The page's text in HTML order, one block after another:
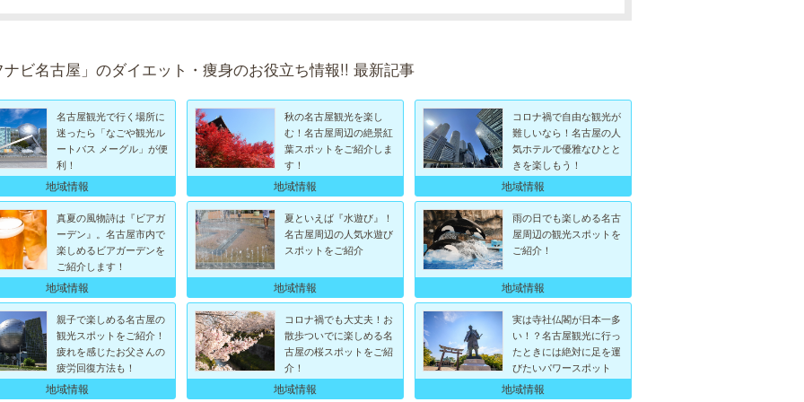
ナビ名古屋」のダイエット・痩身のお役立ち情報!! 最新記事
名古屋観光で行く場所に
迷ったら「なごや観光ル
ートバス メーグル」が便
利！
地域情報
秋の名古屋観光を楽し
む！名古屋周辺の絶景紅
葉スポットをご紹介しま
す！
地域情報
コロナ禍で自由な観光が
難しいなら！名古屋の人
気ホテルで優雅なひとと
きを楽しもう！
地域情報
真夏の風物詩は『ビアガ
ーデン』。名古屋市内で
楽しめるビアガーデンを
ご紹介します！
地域情報
夏といえば『水遊び』！
名古屋周辺の人気水遊び
スポットをご紹介
地域情報
雨の日でも楽しめる名古
屋周辺の観光スポットを
ご紹介！
地域情報
親子で楽しめる名古屋の
観光スポットをご紹介！
疲れを感じたお父さんの
疲労回復方法も！
地域情報
コロナ禍でも大丈夫！お
散歩ついでに楽しめる名
古屋の桜スポットをご紹
介！
地域情報
実は寺社仏閣が日本一多
い！？名古屋観光に行っ
たときには絶対に足を運
びたいパワースポット
地域情報